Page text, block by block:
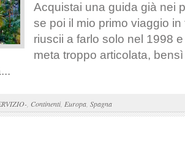
Acquistai una guida già nei
se poi il mio primo viaggio
riuscii a farlo solo nel 1998
meta troppo articolata,
Continenti, Europa Spagna